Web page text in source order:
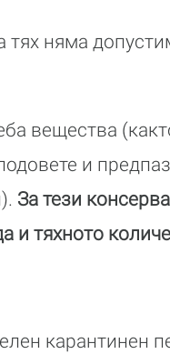
тях няма
вещества
и
За тези
и тяхното
карантинен